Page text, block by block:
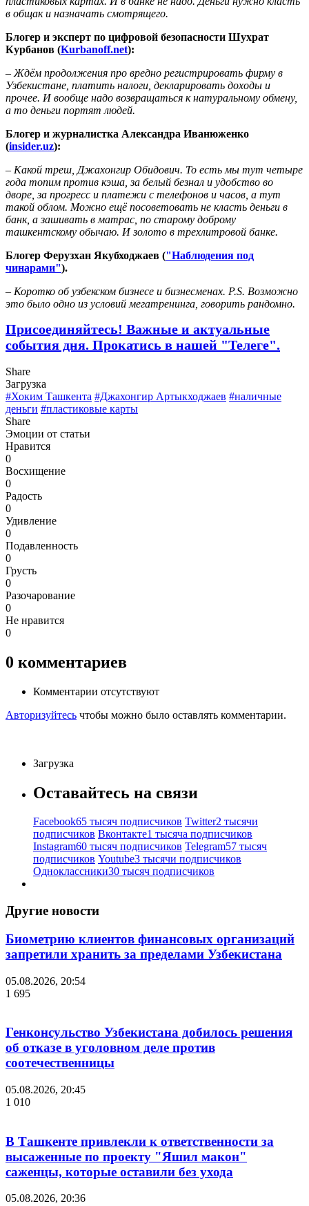
в общак и назначать смотрящего.
Блогер и эксперт по цифровой безопасности Шухрат
Курбанов (Kurbanoff.net):
– Ждём продолжения про вредно регистрировать фирму в
Узбекистане, платить налоги, декларировать доходы и
прочее. И вообще надо возвращаться к натуральному обмену,
а то деньги портят людей.
Блогер и журналистка Александра Иванюженко
(insider.uz):
– Какой треш, Джахонгир Обидович. То есть мы тут четыре
года топим против кэша, за белый безнал и удобство во
дворе, за прогресс и платежи с телефонов и часов, а тут
такой облом. Можно ещё посоветовать не класть деньги в
банк, а зашивать в матрас, по старому доброму
ташкентскому обычаю. И золото в трехлитровой банке.
Блогер Ферузхан Якубходжаев ("Наблюдения под
чинарами").
– Коротко об узбекском бизнесе и бизнесменах. P.S. Возможно
это было одно из условий мегатренинга, говорить рандомно.
Присоединяйтесь! Важные и актуальные
события дня. Прокатись в нашей "Телеге".
Share
Загрузка
#Хоким Ташкента #Джахонгир Артыкходжаев #наличные
деньги #пластиковые карты
Share
Эмоции от статьи
Нравится
0
Восхищение
0
Радость
0
Удивление
0
Подавленность
0
Грусть
0
Разочарование
0
Не нравится
0
0 комментариев
Комментарии отсутствуют
Авторизуйтесь чтобы можно было оставлять комментарии.
Загрузка
Оставайтесь на связи
Facebook65 тысяч подписчиков Twitter2 тысячи
подписчиков Вконтакте1 тысяча подписчиков
Instagram60 тысяч подписчиков Telegram57 тысяч
подписчиков Youtube3 тысячи подписчиков
Одноклассники30 тысяч подписчиков
Другие новости
Биометрию клиентов финансовых организаций
запретили хранить за пределами Узбекистана
05.08.2026, 20:54
1 695
Генконсульство Узбекистана добилось решения
об отказе в уголовном деле против
соотечественницы
05.08.2026, 20:45
1 010
В Ташкенте привлекли к ответственности за
высаженные по проекту "Яшил макон"
саженцы, которые оставили без ухода
05.08.2026, 20:36